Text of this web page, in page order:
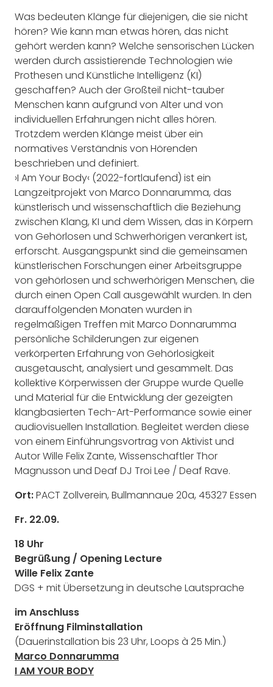
Was bedeuten Klänge für diejenigen, die sie nicht
hören? Wie kann man etwas hören, das nicht
gehört werden kann? Welche sensorischen Lücken
werden durch assistierende Technologien wie
Prothesen und Künstliche Intelligenz (KI)
geschaffen? Auch der Großteil nicht-tauber
Menschen kann aufgrund von Alter und von
individuellen Erfahrungen nicht alles hören.
Trotzdem werden Klänge meist über ein
normatives Verständnis von Hörenden
beschrieben und definiert.
›I Am Your Body‹ (2022-fortlaufend) ist ein
Langzeitprojekt von Marco Donnarumma, das
künstlerisch und wissenschaftlich die Beziehung
zwischen Klang, KI und dem Wissen, das in Körpern
von Gehörlosen und Schwerhörigen verankert ist,
erforscht. Ausgangspunkt sind die gemeinsamen
künstlerischen Forschungen einer Arbeitsgruppe
von gehörlosen und schwerhörigen Menschen, die
durch einen Open Call ausgewählt wurden. In den
darauffolgenden Monaten wurden in
regelmäßigen Treffen mit Marco Donnarumma
persönliche Schilderungen zur eigenen
verkörperten Erfahrung von Gehörlosigkeit
ausgetauscht, analysiert und gesammelt. Das
kollektive Körperwissen der Gruppe wurde Quelle
und Material für die Entwicklung der gezeigten
klangbasierten Tech-Art-Performance sowie einer
audiovisuellen Installation. Begleitet werden diese
von einem Einführungsvortrag von Aktivist und
Autor Wille Felix Zante, Wissenschaftler Thor
Magnusson und Deaf DJ Troi Lee / Deaf Rave.
Ort:PACT Zollverein, Bullmannaue 20a, 45327 Essen
Fr. 22.09.
18 Uhr
Begrüßung / Opening Lecture
Wille Felix Zante
DGS + mit Übersetzung in deutsche Lautsprache
im Anschluss
Eröffnung Filminstallation
(Dauerinstallation bis 23 Uhr, Loops à 25 Min.)
Marco Donnarumma
I AM YOUR BODY